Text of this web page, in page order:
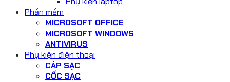
Phần mềm
MICROSOFT OFFICE
MICROSOFT WINDOWS
ANTIVIRUS
Phụ kiện điện thoại
CÁP SẠC
CỐC SẠC